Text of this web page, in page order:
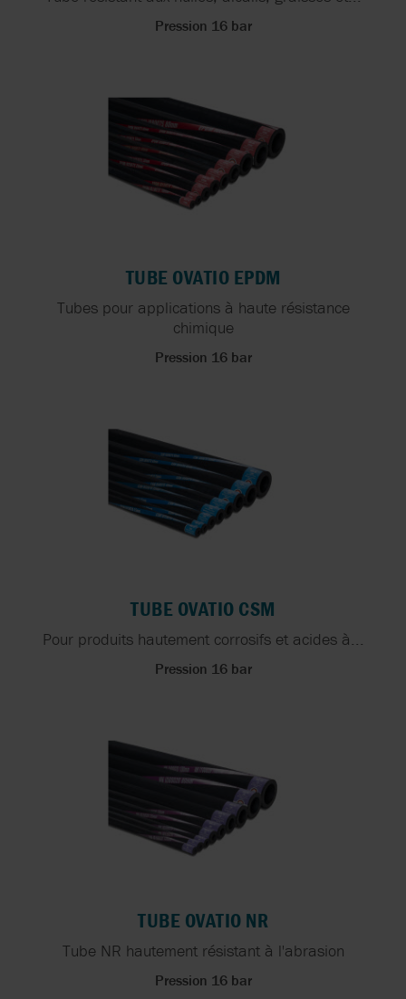
Pression 16 bar
TUBE OVATIO EPDM
Tubes pour applications à haute résistance
chimique
Pression 16 bar
TUBE OVATIO CSM
Pour produits hautement corrosifs et acides à...
Pression 16 bar
TUBE OVATIO NR
Tube NR hautement résistant à l'abrasion
Pression 16 bar